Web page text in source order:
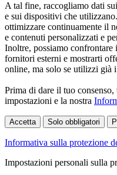
A tal fine, raccogliamo dati
e sui dispositivi che
ottimizzare continuamente il
e contenuti personalizzati e
Inoltre, possiamo
fornitori esterni e mostrarti
online, ma solo se utilizzi già
Prima di dare il tuo
impostazioni e la nostra
Accetta Solo obbligatori
Informativa sulla protezione
Impostazioni personali sulla